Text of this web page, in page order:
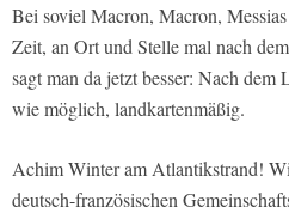
Bei soviel Macron, Macron,
Zeit, an Ort und Stelle mal nach
sagt man da jetzt besser: Nach
wie möglich, landkartenmäßig.
Achim Winter am Atlantikstrand!
deutsch-französischen